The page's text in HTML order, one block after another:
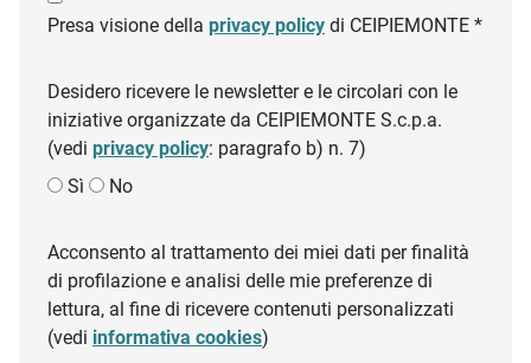
Presa visione della privacy policy di CEIPIEMONTE *
Desidero ricevere le newsletter e le circolari con le
iniziative organizzate da CEIPIEMONTE S.c.p.a.
(vedi privacy policy: paragrafo b) n. 7)
Sì
No
Acconsento al trattamento dei miei dati per finalità
di profilazione e analisi delle mie preferenze di
lettura, al fine di ricevere contenuti personalizzati
(vedi informativa cookies)